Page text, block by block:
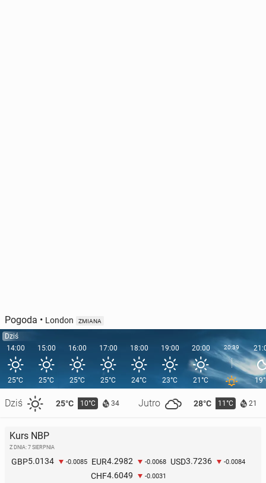
Pogoda • London ZMIANA
Dziś
14:00
25°C
Dziś 25°C 10°C 34 Jutro 28°C 11°C 21
15:00
25°C
16:00
25°C
17:00
25°C
18:00
24°C
19:00
23°C
20:00
21°C
20:39
Kurs NBP
Z DNIA: 7 SIERPNIA
GBP5.0134 -0.0085 EUR4.2982 -0.0068 USD3.7236 -0.0084
CHF4.6049 -0.0031